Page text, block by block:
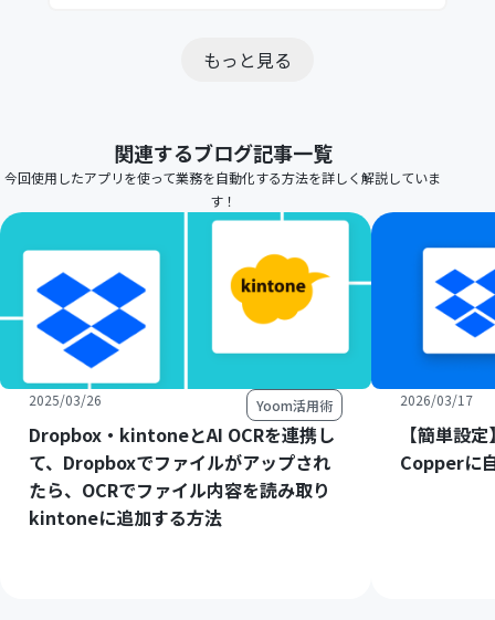
もっと見る
関連するブログ記事一覧
今回使用したアプリを使って業務を自動化する方法を詳しく解説していま
す！
2025/03/26 Yoom活用術
Dropbox・kintoneとAI OCRを連携し
て、Dropboxでファイルがアップされ
たら、OCRでファイル内容を読み取り
kintoneに追加する方法
2026/03/17
【簡単設
Copperに